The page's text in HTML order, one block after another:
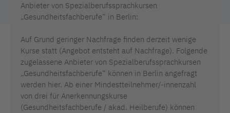
Anbieter von Spezialberufssprachkursen
„Gesundheitsfachberufe“ in Berlin:
Auf Grund geringer Nachfrage finden derzeit wenige
Kurse statt (Angebot entsteht auf Nachfrage). Folgende
zugelassene Anbieter von Spezialberufssprachkursen
„Gesundheitsfachberufe“ können in Berlin angefragt
werden hier. Ab einer Mindestteilnehmer/-innenzahl
von drei für Anerkennungskurse
(Gesundheitsfachberufe / akad. Heilberufe) können